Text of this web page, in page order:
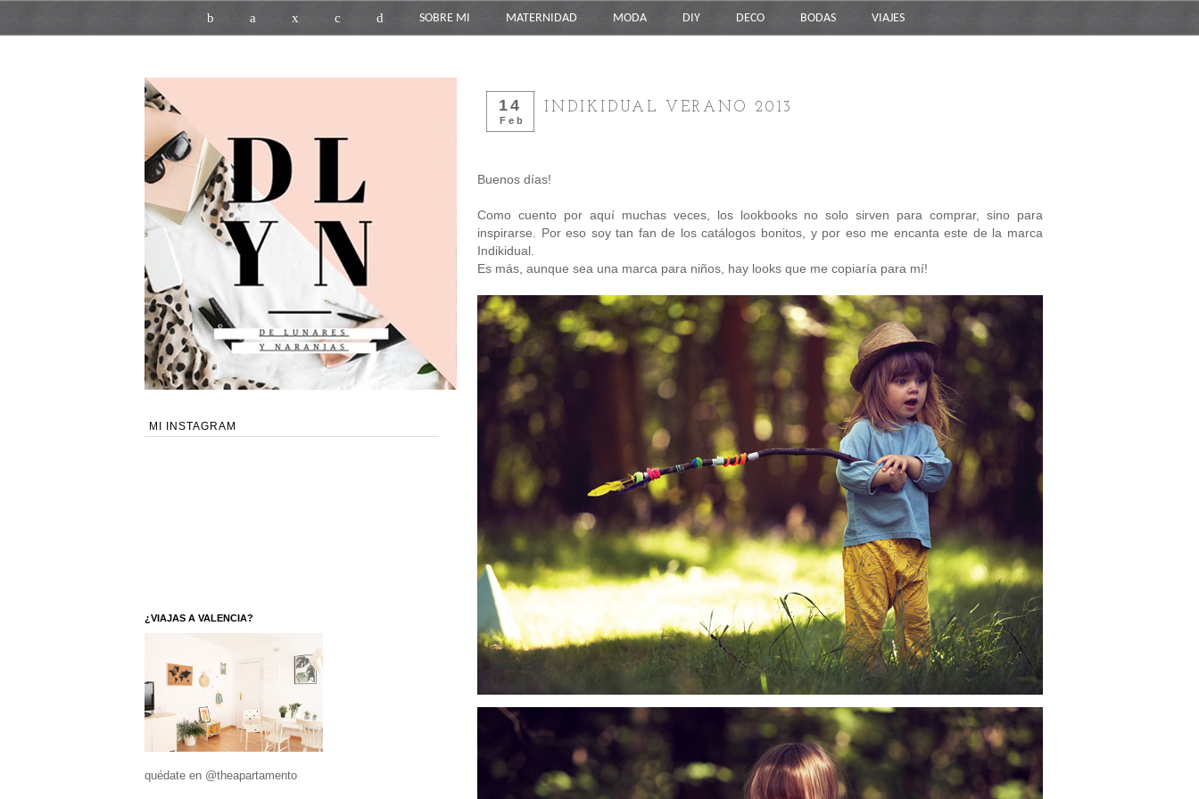
b a x c d SOBRE MI MATERNIDAD MODA DIY DECO BODAS VIAJES
14
Feb
INDIKIDUAL VERANO 2013
Buenos días!
Como cuento por aquí muchas veces, los lookbooks no solo sirven para comprar, sino para
inspirarse. Por eso soy tan fan de los catálogos bonitos, y por eso me encanta este de la marca
Indikidual.
Es más, aunque sea una marca para niños, hay looks que me copiaría para mí!
MI INSTAGRAM
¿VIAJAS A VALENCIA?
quédate en @theapartamento